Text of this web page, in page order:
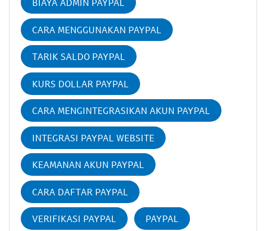
BIAYA ADMIN PAYPAL
CARA MENGGUNAKAN PAYPAL
TARIK SALDO PAYPAL
KURS DOLLAR PAYPAL
CARA MENGINTEGRASIKAN AKUN PAYPAL
INTEGRASI PAYPAL WEBSITE
KEAMANAN AKUN PAYPAL
CARA DAFTAR PAYPAL
VERIFIKASI PAYPAL PAYPAL